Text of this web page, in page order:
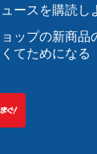
ースを購読し
ップの新商品
てためになる